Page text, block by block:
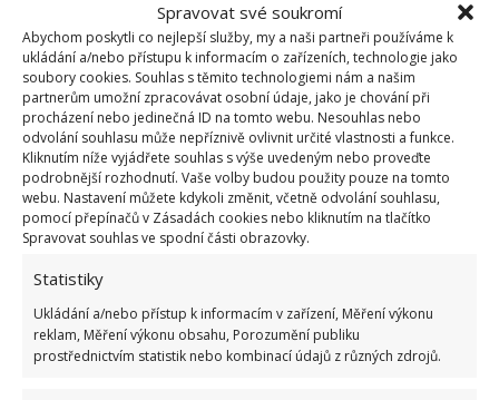
Spravovat své soukromí
Abychom poskytli co nejlepší služby, my a naši partneři používáme k
ukládání a/nebo přístupu k informacím o zařízeních, technologie jako
soubory cookies. Souhlas s těmito technologiemi nám a našim
partnerům umožní zpracovávat osobní údaje, jako je chování při
procházení nebo jedinečná ID na tomto webu. Nesouhlas nebo
odvolání souhlasu může nepříznivě ovlivnit určité vlastnosti a funkce.
Kliknutím níže vyjádřete souhlas s výše uvedeným nebo proveďte
podrobnější rozhodnutí. Vaše volby budou použity pouze na tomto
webu. Nastavení můžete kdykoli změnit, včetně odvolání souhlasu,
pomocí přepínačů v Zásadách cookies nebo kliknutím na tlačítko
Spravovat souhlas ve spodní části obrazovky.
Statistiky
Ukládání a/nebo přístup k informacím v zařízení, Měření výkonu
reklam, Měření výkonu obsahu, Porozumění publiku
prostřednictvím statistik nebo kombinací údajů z různých zdrojů.
Nakonec zastavte přívod vody a záchod naposledy
spláchněte, aby z nádržky odtekla veškerá voda.
Všechny nečistoty, které se nepodařilo octu
rozpustit, zůstanou jasně viditelné na stěnách
nádržky.Pomocí kartáče a houbičky můžete
veškeré nečistoty a skvrny vyčistit. Na odolné
skvrny můžete použít běžný čisticí prostředek.
Jakmile máte hotovo, pusťte přívod vody a toaletu
na své místo a máte hotovo.
Vyčistěte octem záchodovou mísu